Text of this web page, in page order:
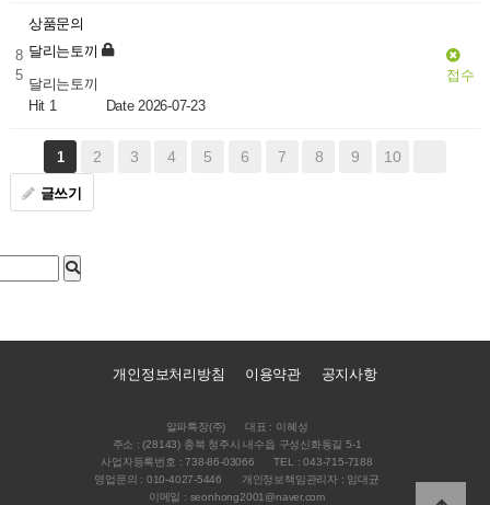
8
5
상품문의
달리는토끼
달리는토끼
Hit 1 Date 2026-07-23
접수
1 2 3 4 5 6 7 8 9 10
글쓰기
개인정보처리방침 이용약관 공지사항
알파특장(주)
대표 : 이혜성
주소 : (28143) 충북 청주시 내수읍 구성신화동길 5-1
사업자등록번호 : 738-86-03066
TEL : 043-715-7188
영업문의 : 010-4027-5446
개인정보책임관리자 : 임대균
이메일 : seonhong2001@naver.com